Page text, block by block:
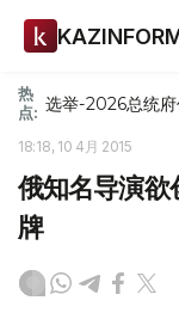
热
点: 选举-2026总统府
18:18, 10 4月 2015
俄知名导演欲
牌